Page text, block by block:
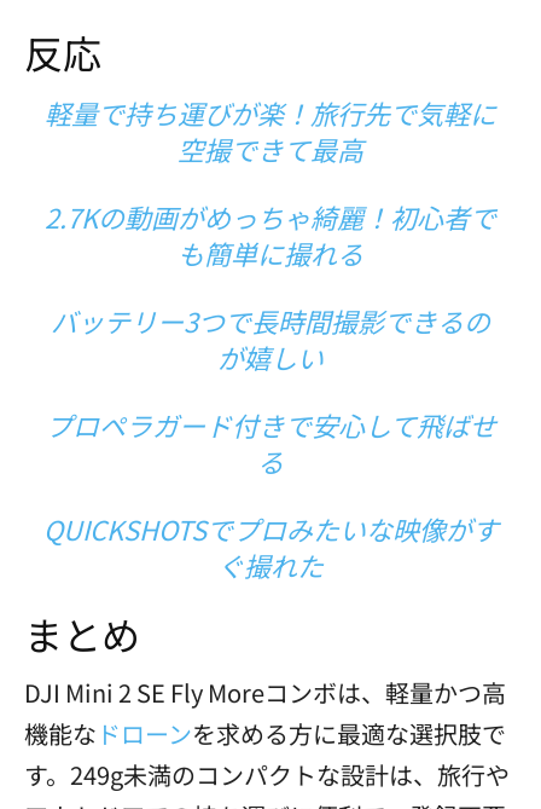
反応
軽量で持ち運びが楽！旅行先で気軽に
空撮できて最高
2.7Kの動画がめっちゃ綺麗！初心者で
も簡単に撮れる
バッテリー3つで長時間撮影できるの
が嬉しい
プロペラガード付きで安心して飛ばせ
る
QUICKSHOTSでプロみたいな映像がす
ぐ撮れた
まとめ
DJI Mini 2 SE Fly Moreコンボは、軽量かつ高
機能な ドローンを求める方に最適な選択肢で
す。249g未満のコンパクトな設計は、旅行や